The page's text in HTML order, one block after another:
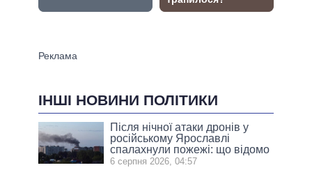
ІНШІ НОВИНИ ПОЛІТИКИ
Після нічної атаки дронів у
російському Ярославлі
спалахнули пожежі: що відомо
6 серпня 2026, 04:57